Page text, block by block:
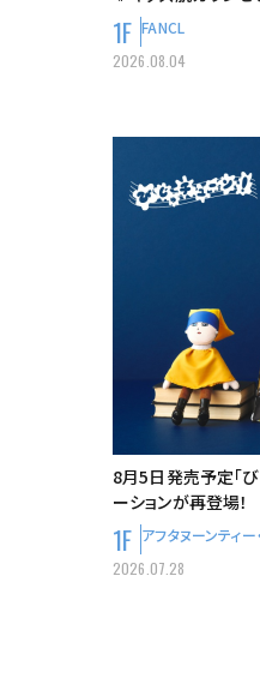
1F FANCL
2026.08.04
8月5日発売予定「び
ーションが再登場！
1F アフタヌーンティー
2026.07.28